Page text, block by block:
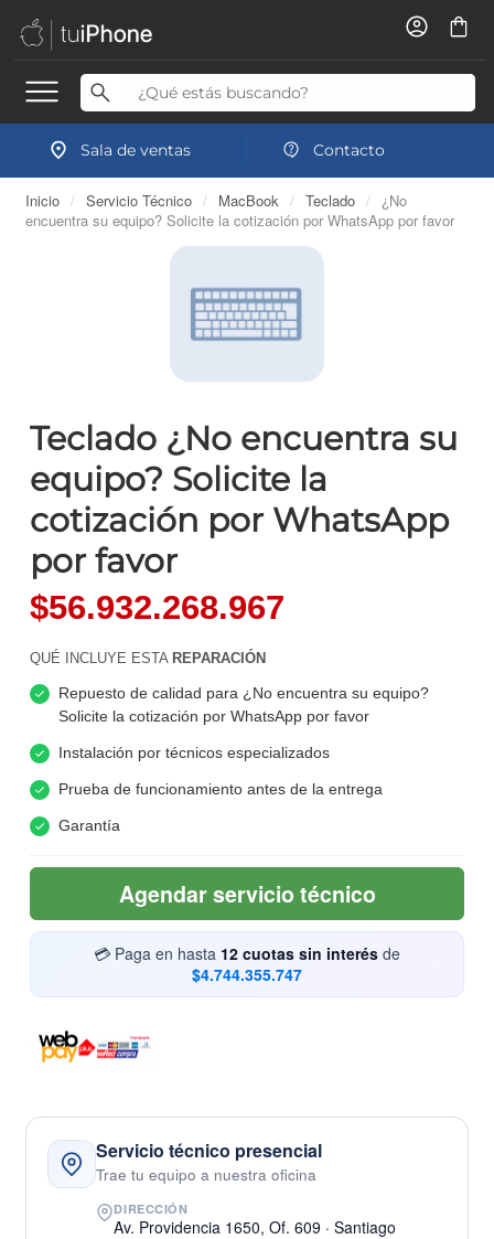
Sala de ventas Contacto
Inicio / Servicio Técnico / MacBook / Teclado / ¿No
encuentra su equipo? Solicite la cotización por WhatsApp por favor
Teclado ¿No encuentra su
equipo? Solicite la
cotización por WhatsApp
por favor
$56.932.268.967
QUÉ INCLUYE ESTA REPARACIÓN
Repuesto de calidad para ¿No encuentra su equipo?
Solicite la cotización por WhatsApp por favor
Instalación por técnicos especializados
Prueba de funcionamiento antes de la entrega
Garantía
Agendar servicio técnico
💳 Paga en hasta 12 cuotas sin interés de
$4.744.355.747
Servicio técnico presencial
Trae tu equipo a nuestra oficina
DIRECCIÓN
Av. Providencia 1650, Of. 609 · Santiago